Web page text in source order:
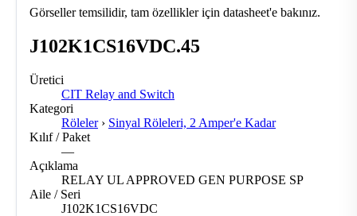
Görseller temsilidir, tam özellikler için datasheet'e bakınız.
J102K1CS16VDC.45
Üretici
CIT Relay and Switch
Kategori
Röleler › Sinyal Röleleri, 2 Amper'e Kadar
Kılıf / Paket
—
Açıklama
RELAY UL APPROVED GEN PURPOSE SP
Aile / Seri
J102K1CS16VDC